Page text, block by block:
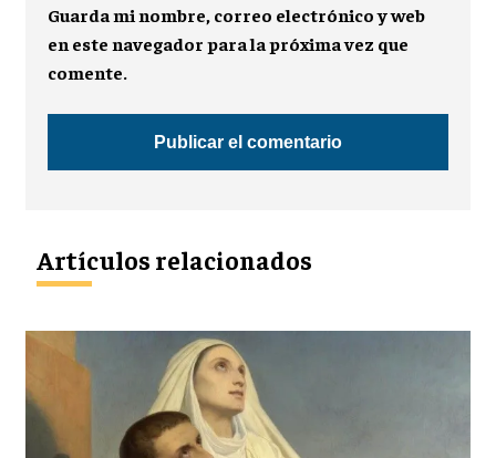
Guarda mi nombre, correo electrónico y web
en este navegador para la próxima vez que
comente.
Artículos relacionados